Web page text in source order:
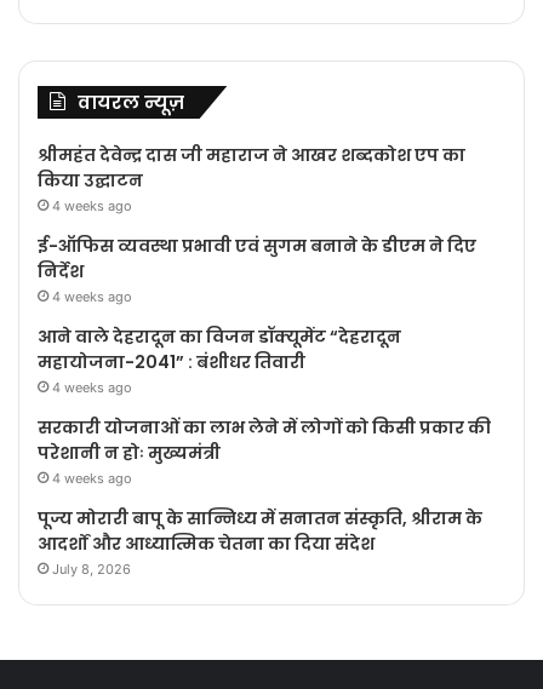
वायरल न्यूज़
श्रीमहंत देवेन्द्र दास जी महाराज ने आखर शब्दकोश एप का
किया उद्घाटन
4 weeks ago
ई-ऑफिस व्यवस्था प्रभावी एवं सुगम बनाने के डीएम ने दिए
निर्देश
4 weeks ago
आने वाले देहरादून का विजन डॉक्यूमेंट “देहरादून
महायोजना-2041” : बंशीधर तिवारी
4 weeks ago
सरकारी योजनाओं का लाभ लेने में लोगों को किसी प्रकार की
परेशानी न होः मुख्यमंत्री
4 weeks ago
पूज्य मोरारी बापू के सान्निध्य में सनातन संस्कृति, श्रीराम के
आदर्शों और आध्यात्मिक चेतना का दिया संदेश
July 8, 2026